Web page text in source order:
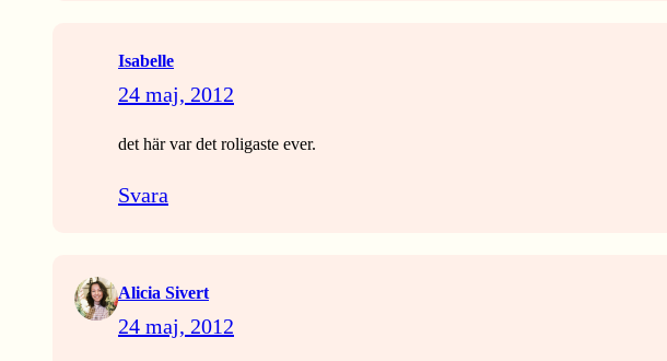
Isabelle
24 maj, 2012
det här var det roligaste ever.
Svara
Alicia Sivert
24 maj, 2012